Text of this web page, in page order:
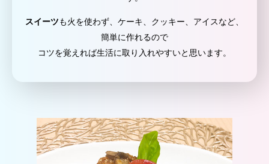
スイーツも火を使わず、ケーキ、クッキー、アイスなど、
簡単に作れるので
コツを覚えれば生活に取り入れやすいと思います。